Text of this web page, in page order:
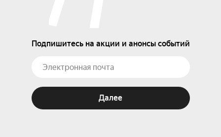
Подпишитесь на акции и анонсы событий
Далее